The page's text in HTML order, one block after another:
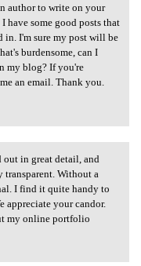
an
author to write on your
have some good posts that
in. I'm sure my post will be
burdensome, can I
my blog? If you're
an email. Thank you.
laid out
in great detail, and
Without a
I find it quite handy to
appreciate your candor.
my online portfolio